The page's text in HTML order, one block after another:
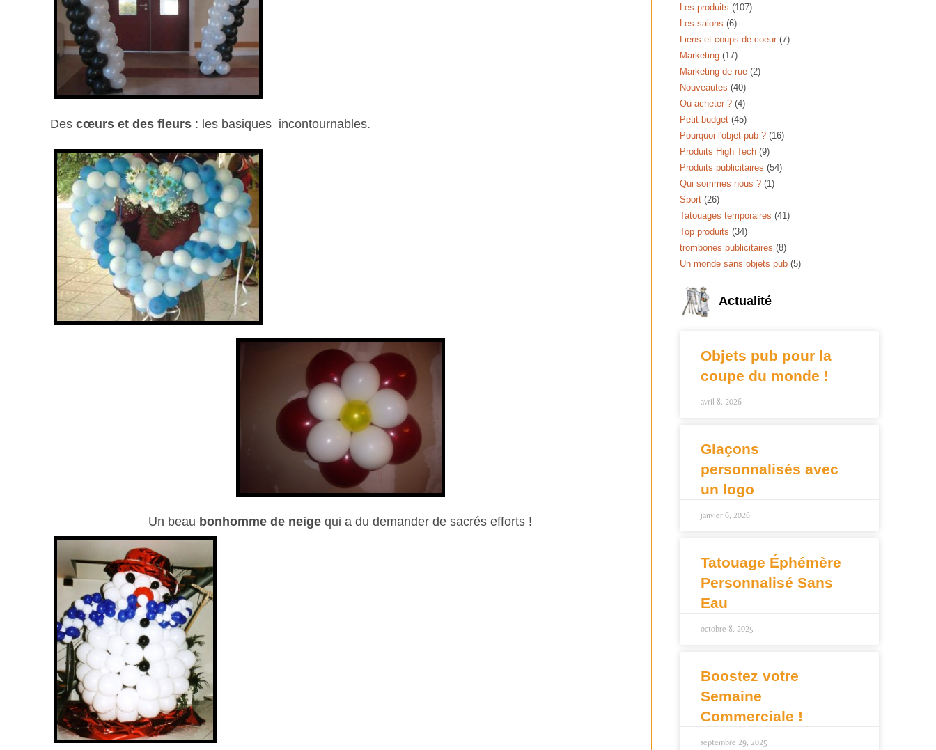
Des cœurs et des fleurs : les basiques incontournables.
Un beau bonhomme de neige qui a du demander de sacrés efforts !
Les produits (107)
Les salons (6)
Liens et coups de coeur (7)
Marketing (17)
Marketing de rue (2)
Nouveautes (40)
Ou acheter ? (4)
Petit budget (45)
Pourquoi l'objet pub ? (16)
Produits High Tech (9)
Produits publicitaires (54)
Qui sommes nous ? (1)
Sport (26)
Tatouages temporaires (41)
Top produits (34)
trombones publicitaires (8)
Un monde sans objets pub (5)
Actualité
Objets pub pour la
coupe du monde !
avril 8, 2026
Glaçons
personnalisés avec
un logo
janvier 6, 2026
Tatouage Éphémère
Personnalisé Sans
Eau
octobre 8, 2025
Boostez votre
Semaine
Commerciale !
septembre 29, 2025